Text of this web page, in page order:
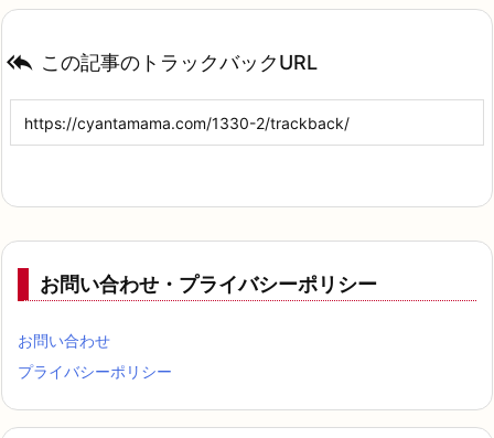
 この記事のトラックバックURL
お問い合わせ・プライバシーポリシー
お問い合わせ
プライバシーポリシー